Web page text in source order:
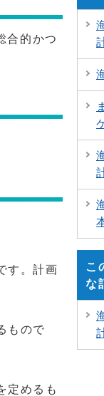
合的かつ
す。計画
もので
定めるも
こ
な